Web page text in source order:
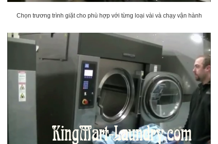
Chọn trương trình giặt cho phù hợp với từng loại vài và chạy vận hành